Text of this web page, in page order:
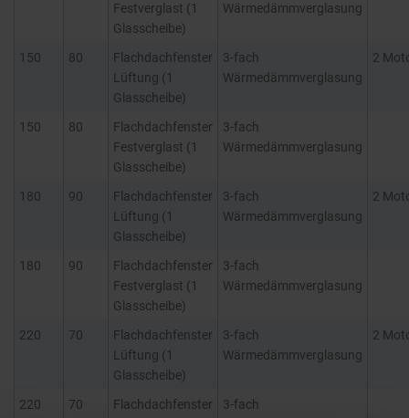
Festverglast (1
Glasscheibe)
Wärmedämmverglasung
150 80
Flachdachfenster
Lüftung (1
Glasscheibe)
3-fach
Wärmedämmverglasung
2
150 80
Flachdachfenster
Festverglast (1
Glasscheibe)
3-fach
Wärmedämmverglasung
180 90
Flachdachfenster
Lüftung (1
Glasscheibe)
3-fach
Wärmedämmverglasung
2
180 90
Flachdachfenster
Festverglast (1
Glasscheibe)
3-fach
Wärmedämmverglasung
220 70
Flachdachfenster
Lüftung (1
Glasscheibe)
3-fach
Wärmedämmverglasung
2
220 70
Flachdachfenster
3-fach